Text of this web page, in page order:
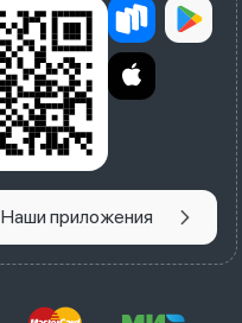
Наши приложения